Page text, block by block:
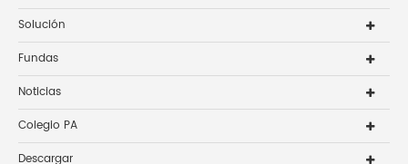
Solución
Fundas
Noticias
Colegio PA
Descargar